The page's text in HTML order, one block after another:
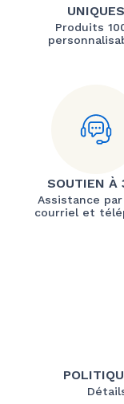
UNIQUES
Produits
SOUTIEN À
Assistance
courriel et